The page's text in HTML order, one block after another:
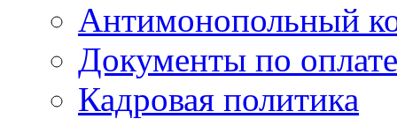
Антимонопольный
Документы по
Кадровая политика